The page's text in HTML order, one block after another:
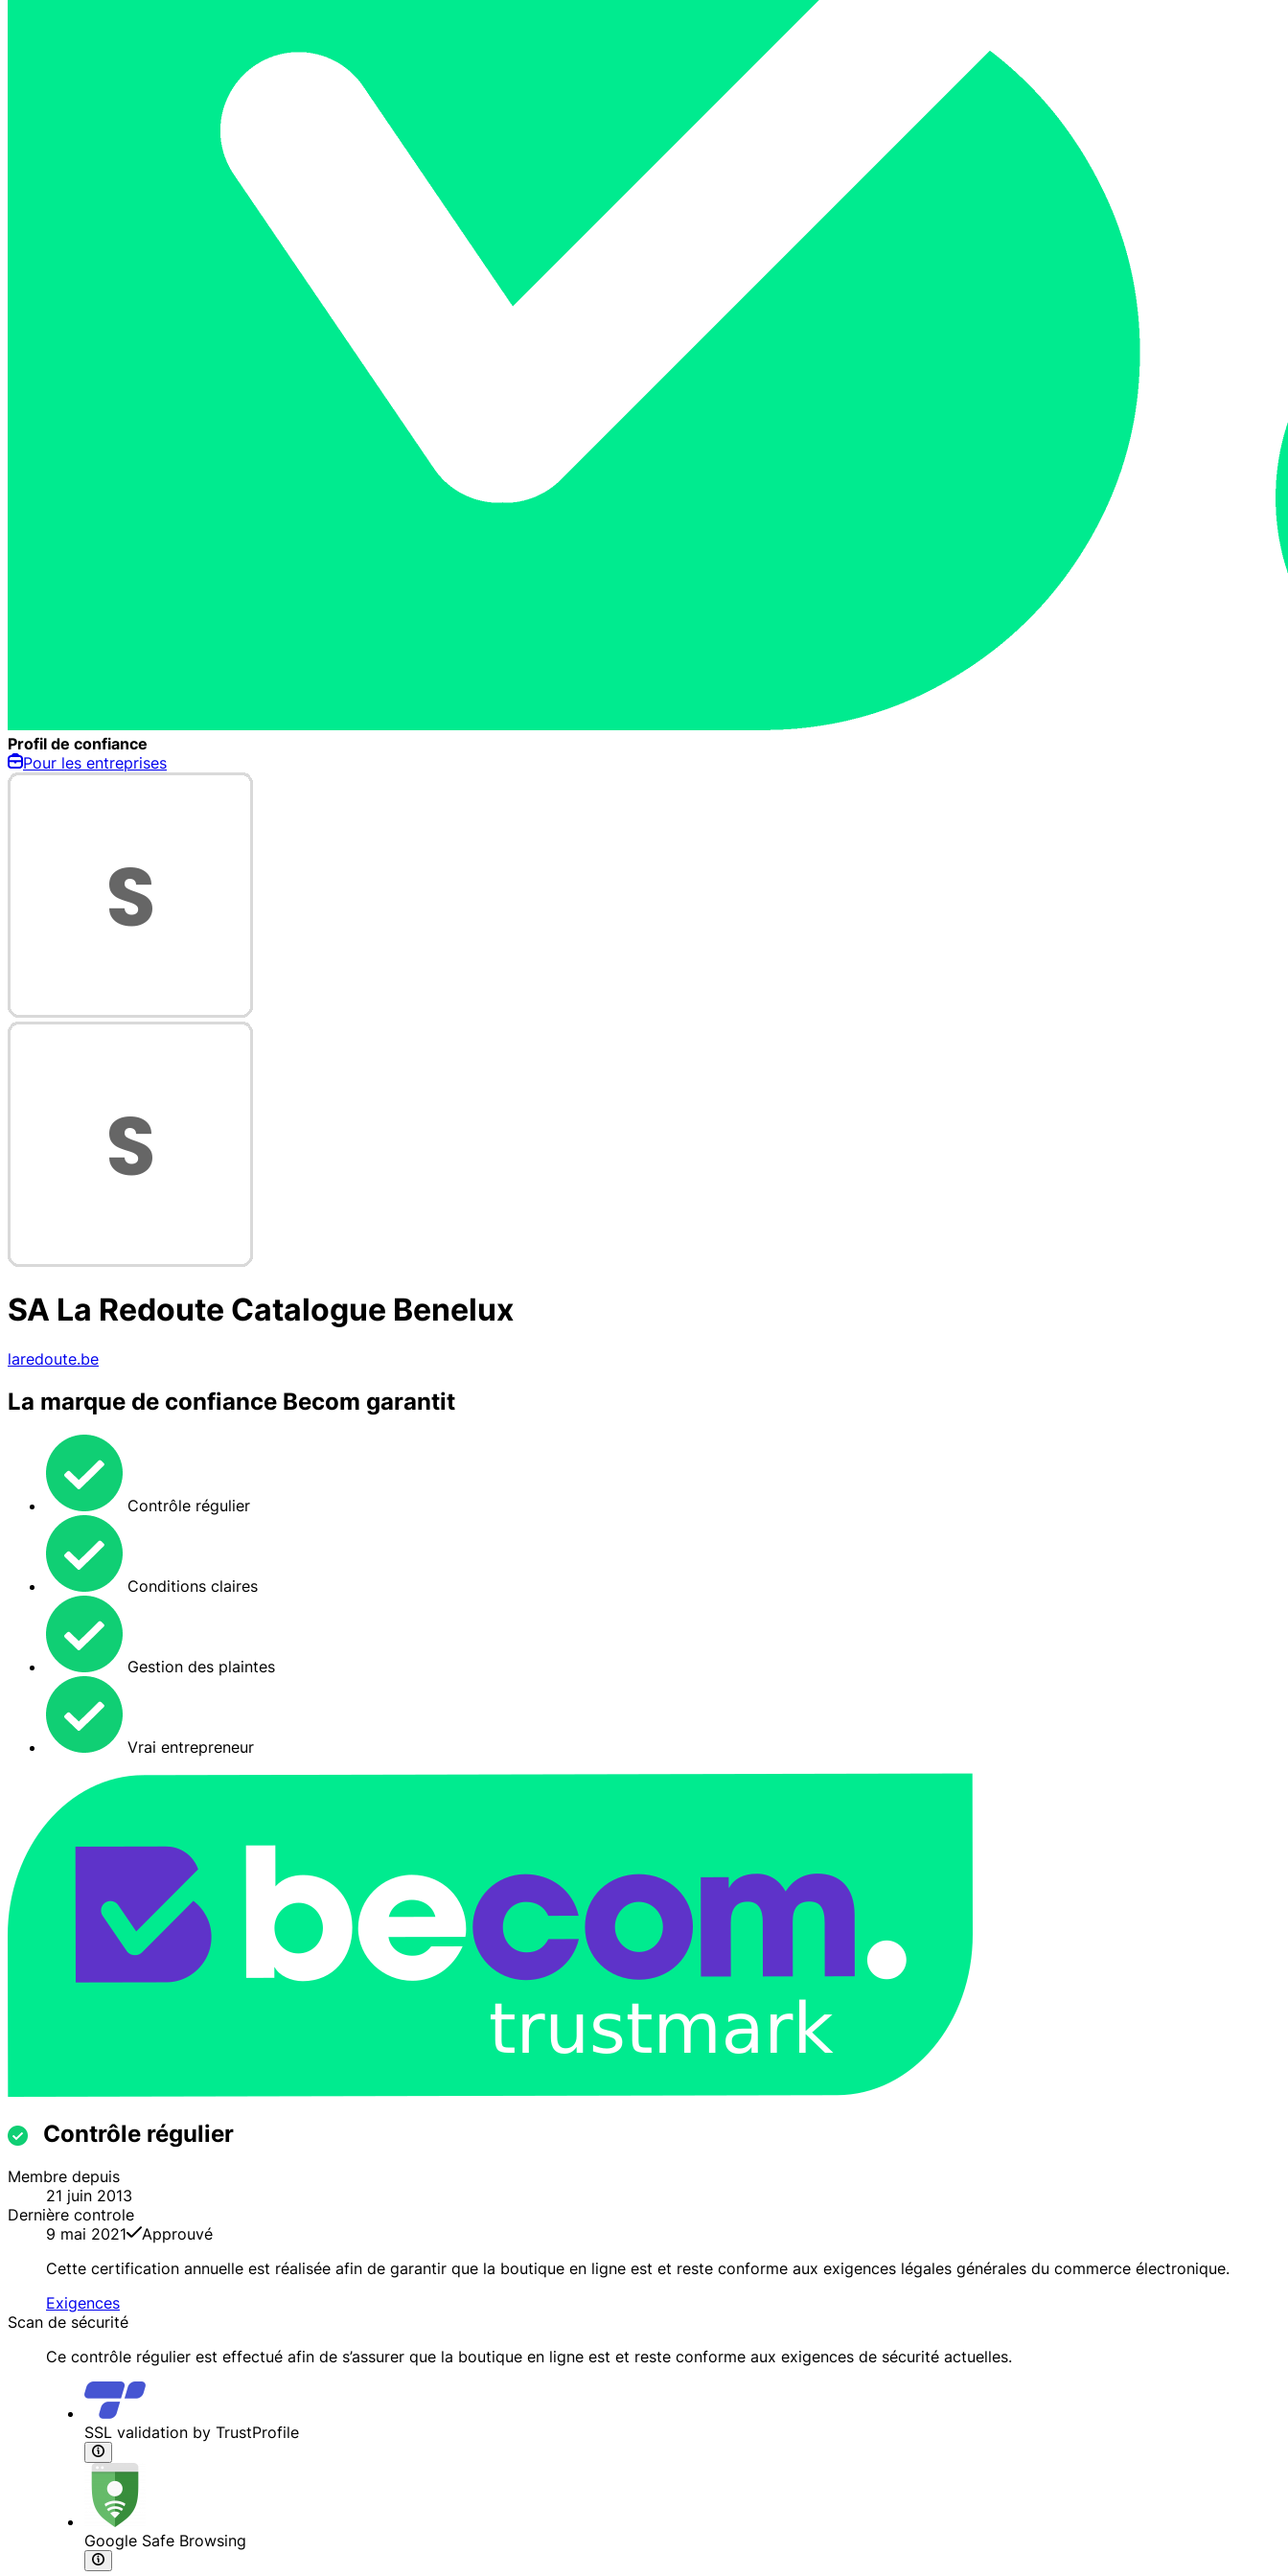
Profil de confiance
Pour les entreprises
SA La Redoute Catalogue Benelux
laredoute.be
La marque de confiance Becom garantit
Contrôle régulier
Conditions claires
Gestion des plaintes
Vrai entrepreneur
Contrôle régulier
Membre depuis
21 juin 2013
Dernière controle
9 mai 2021
Approuvé
Cette certification annuelle est réalisée afin de garantir que la boutique en ligne est et reste conforme aux exigences légales générales du commerce électronique.
Exigences
Scan de sécurité
Ce contrôle régulier est effectué afin de s’assurer que la boutique en ligne est et reste conforme aux exigences de sécurité actuelles.
SSL validation by TrustProfile
Google Safe Browsing